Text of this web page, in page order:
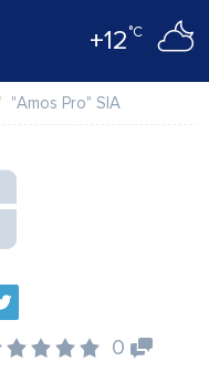
+12°C
"Amos Pro" SIA
0